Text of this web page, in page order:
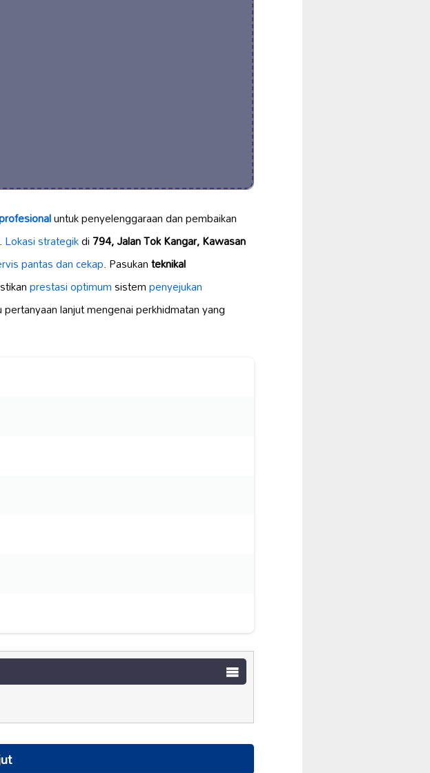
untuk penyelenggaraan dan pembaikan
Lokasi strategikdi794, Jalan Tok Kangar, Kawasan
pantas dan cekap. Pasukanteknikal
prestasi optimumsistempenyejukan
lanjut mengenai perkhidmatan yang